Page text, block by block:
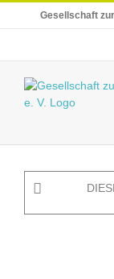
Gesellschaft